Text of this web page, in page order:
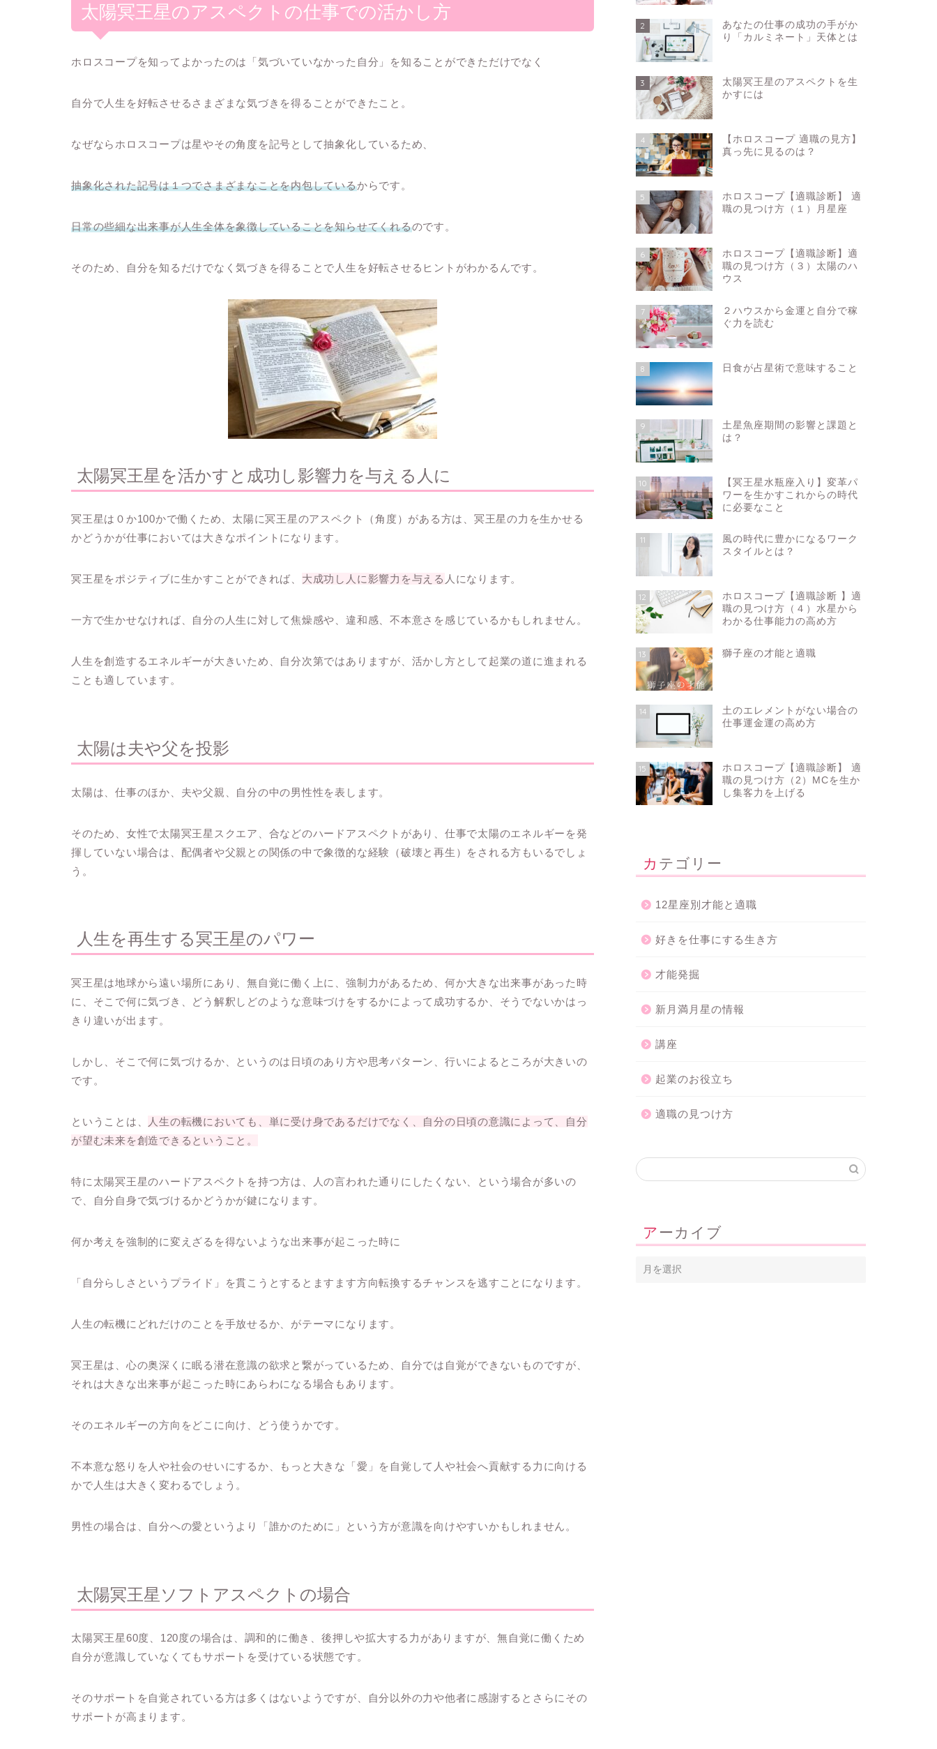
太陽冥王星のアスペクトの仕事での活かし方
ホロスコープを知ってよかったのは「気づいていなかった自分」を知ることができただけでなく
自分で人生を好転させるさまざまな気づきを得ることができたこと。
なぜならホロスコープは星やその角度を記号として抽象化しているため、
抽象化された記号は１つでさまざまなことを内包しているからです。
日常の些細な出来事が人生全体を象徴していることを知らせてくれるのです。
そのため、自分を知るだけでなく気づきを得ることで人生を好転させるヒントがわかるんです。
太陽冥王星を活かすと成功し影響力を与える人に
冥王星は０か100かで働くため、太陽に冥王星のアスペクト（角度）がある方は、冥王星の力を生かせる
かどうかが仕事においては大きなポイントになります。
冥王星をポジティブに生かすことができれば、 大成功し人に影響力を与える 人になります。
一方で生かせなければ、自分の人生に対して焦燥感や、違和感、不本意さを感じているかもしれません。
人生を創造するエネルギーが大きいため、自分次第ではありますが、活かし方として起業の道に進まれる
ことも適しています。
太陽は夫や父を投影
太陽は、仕事のほか、夫や父親、自分の中の男性性を表します。
そのため、女性で太陽冥王星スクエア、合などのハードアスペクトがあり、仕事で太陽のエネルギーを発
揮していない場合は、配偶者や父親との関係の中で象徴的な経験（破壊と再生）をされる方もいるでしょ
う。
人生を再生する冥王星のパワー
冥王星は地球から遠い場所にあり、無自覚に働く上に、強制力があるため、 何か大きな出来事があった時
に、そこで何に気づき、どう解釈しどのような意味づけをするかによって成功するか、そうでないかはっ
きり違いが出ます。
しかし、そこで何に気づけるか、というのは日頃のあり方や思考パターン、行いによるところが大きいの
です。
ということは、
人生の転機においても、単に受け身であるだけでなく、自分の日頃の意識によって、自分
が望む未来を創造できるということ。
特に 太陽冥王星のハードアスペクトを持つ方は、人の言われた通りにしたくない、という場合が多いの
で、自分自身で気づけるかどうかが鍵になります。
何か考えを強制的に変えざるを得ないような出来事が起こった時に
「自分らしさというプライド」を貫こうとするとますます方向転換するチャンスを逃すことになります。
人生の転機にどれだけのことを手放せるか 、がテーマになります。
冥王星は、心の奥深くに眠る潜在意識の欲求と繋がっているため、自分では自覚ができないものですが、
それは大きな出来事が起こった時にあらわになる場合もあります。
そのエネルギーの方向をどこに向け、どう使うかです。
不本意な怒りを人や社会のせいにするか、もっと大きな「愛」を自覚して人や社会へ貢献する力に向ける
かで人生は大きく変わるでしょう。
男性の場合は、自分への愛というより「誰かのために」という方が意識を向けやすいかもしれません。
太陽冥王星ソフトアスペクトの場合
太陽冥王星60度、120度の場合は、調和的に働き、後押しや拡大する力がありますが、無自覚に働くため
自分が意識していなくてもサポートを受けている状態です。
そのサポートを自覚されている方は多くはないようですが、自分以外の力や他者に感謝するとさらにその
サポートが高まります。
2
あなたの仕事の成功の手がか
り「カルミネート」天体とは
3
太陽冥王星のアスペクトを生
かすには
4
【ホロスコープ 適職の見方】
真っ先に見るのは？
5
ホロスコープ【適職診断】 適
職の見つけ方（１）月星座
6
ホロスコープ【適職診断】適
職の見つけ方（３）太陽のハ
ウス
7
２ハウスから金運と自分で稼
ぐ力を読む
8 日食が占星術で意味すること
9
土星魚座期間の影響と課題と
は？
10
【冥王星水瓶座入り】変革パ
ワーを生かすこれからの時代
に必要なこと
11
風の時代に豊かになるワーク
スタイルとは？
12
ホロスコープ【適職診断 】適
職の見つけ方（４）水星から
わかる仕事能力の高め方
13 獅子座の才能と適職
14
土のエレメントがない場合の
仕事運金運の高め方
15
ホロスコープ【適職診断】 適
職の見つけ方（2）MCを生か
し集客力を上げる
カテゴリー
12星座別才能と適職
好きを仕事にする生き方
才能発掘
新月満月星の情報
講座
起業のお役立ち
適職の見つけ方
アーカイブ